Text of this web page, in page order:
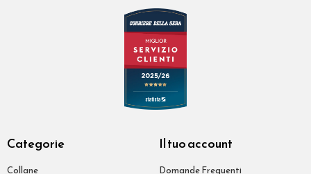
Categorie
Collane
Il tuo account
Domande Frequenti